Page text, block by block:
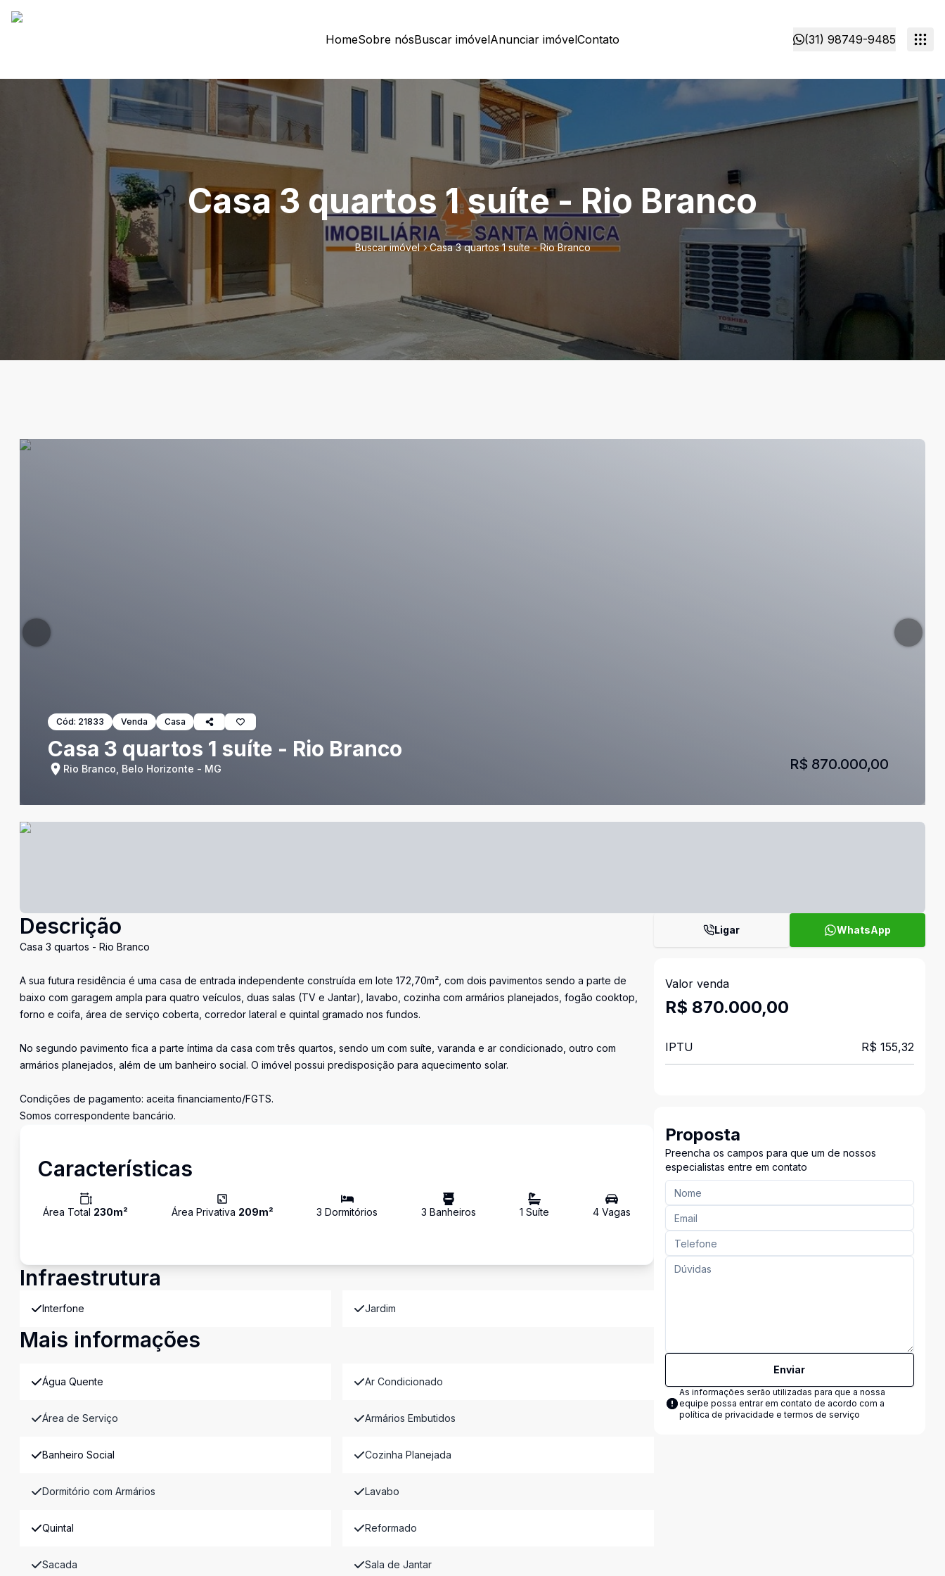
HomeSobre nósBuscar imóvelAnunciar imóvelContato (31) 98749-9485
Casa 3 quartos 1 suíte - Rio Branco
Buscar imóvel Casa 3 quartos 1 suíte - Rio Branco
Cód: 21833 Venda Casa
Casa 3 quartos 1 suíte - Rio Branco
Rio Branco, Belo Horizonte - MG R$ 870.000,00
Descrição
Casa 3 quartos - Rio Branco
A sua futura residência é uma casa de entrada independente construída em lote 172,70m², com dois pavimentos sendo a parte de
baixo com garagem ampla para quatro veículos, duas salas (TV e Jantar), lavabo, cozinha com armários planejados, fogão cooktop,
forno e coifa, área de serviço coberta, corredor lateral e quintal gramado nos fundos.
No segundo pavimento fica a parte íntima da casa com três quartos, sendo um com suíte, varanda e ar condicionado, outro com
armários planejados, além de um banheiro social. O imóvel possui predisposição para aquecimento solar.
Condições de pagamento: aceita financiamento/FGTS.
Somos correspondente bancário.
Características
Área Total 230m² Área Privativa 209m² 3 Dormitórios 3 Banheiros 1 Suíte 4Vagas
Infraestrutura
Interfone Jardim
Mais informações
Água Quente Ar Condicionado
Área de Serviço Armários Embutidos
Banheiro Social Cozinha Planejada
Dormitório com Armários Lavabo
Quintal Reformado
Sacada Sala de Jantar
Ligar WhatsApp
Valor venda
R$ 870.000,00
IPTU R$ 155,32
Proposta
Preencha os campos para que um de nossos
especialistas entre em contato
Enviar
As informações serão utilizadas para que a nossa
equipe possa entrar em contato de acordo com a
política de privacidade e termos de serviço